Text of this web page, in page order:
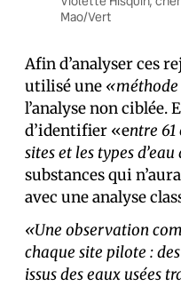
Mao/Vert
Afin d’analyser ces
utilisé une
l’analyse non ciblée.
d’identifier «entre 61
sites et les types
substances qui
avec une analyse
«Une observation
chaque site pilote :
issus des eaux usées